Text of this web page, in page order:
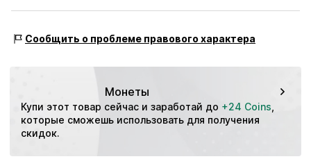
DK
Особенности: Дышащий
Сообщить о проблеме правового характера
Монеты
Купи этот товар сейчас и заработай до +24 Coins
которые сможешь использовать для получения
скидок.